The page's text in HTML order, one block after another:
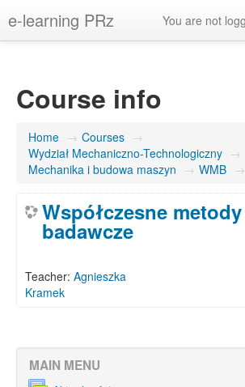
e-learning PRz You are not
Course info
Home → Courses →
Wydział Mechaniczno-Technologiczny →
Mechanika i budowa maszyn → WMB →
Współczesne metody
badawcze
Teacher: Agnieszka
Kramek
MAIN MENU